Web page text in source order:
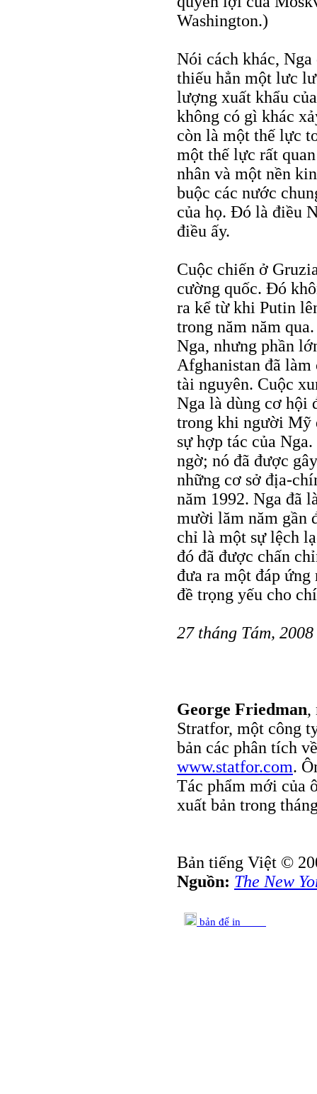
Washington.)
Nói cách khác,
thiếu hẳn một lưc
lượng xuất khẩu
không có gì khác
còn là một thế lực
một thế lực rất
nhân và một nền
buộc các nước
của họ. Đó là điều
điều ấy.
Cuộc chiến ở
cường quốc. Đó
ra kể từ khi Putin
trong năm năm
Nga, nhưng phần
Afghanistan đã
tài nguyên. Cuộc
Nga là dùng cơ hội
trong khi người Mỹ
sự hợp tác của
ngờ; nó đã được
những cơ sở địa-
năm 1992. Nga đã
mười lăm năm gần
chỉ là một sự lệch
đó đã được chấn
đưa ra một đáp
đề trọng yếu cho
27 tháng Tám, 2008
George Friedman,
Stratfor, một công
bản các phân tích
www.statfor.com.
Tác phẩm mới của
xuất bản trong
Bản tiếng Việt ©
Nguồn: The New
bản để in